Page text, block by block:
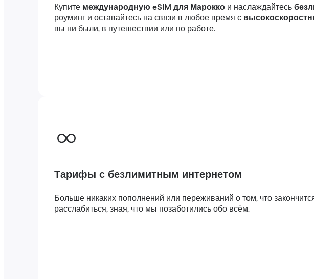
Купите международную eSIM для Марокко и наслаждайтесь
роуминг и оставайтесь на связи в любое время с
вы ни были, в путешествии или по работе.
Тарифы с безлимитным интернетом
Больше никаких пополнений или переживаний о том, что
расслабиться, зная, что мы позаботились обо всём.